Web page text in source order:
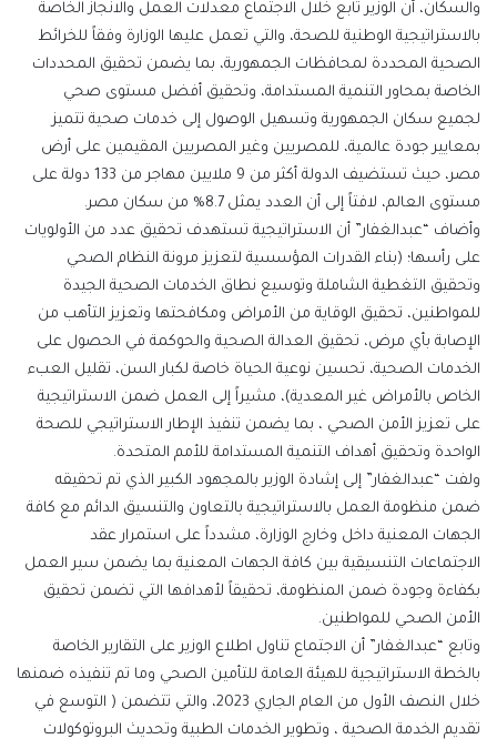
والسكان، أن الوزير تابع خلال الاجتماع معدلات العمل والانجاز الخاصة
بالاستراتيجية الوطنية للصحة، والتي تعمل عليها الوزارة وفقاً للخرائط
الصحية المحددة لمحافظات الجمهورية، بما يضمن تحقيق المحددات
الخاصة بمحاور التنمية المستدامة، وﺗﺤﻘﻴﻖ أﻓﻀﻞ ﻣﺴﺘﻮى ﺻﺤﻲ
ﻟﺠﻤﻴﻊ ﺳﻜﺎن اﻟﺠﻤﻬﻮرﻳﺔ وتسهيل الوصول إلى خدمات صحية تتميز
بمعايير جودة عالمية، للمصريين وغير المصريين المقيمين على أرض
مصر، حيث تستضيف الدولة أكثر من 9 ملايين مهاجر من 133 دولة على
مستوى العالم، لافتاً إلى أن العدد يمثل 8.7% من سكان مصر.
وأضاف “عبدالغفار” أن الاستراتيجية تستهدف تحقيق عدد من الأولويات
على رأسها؛ (بناء القدرات المؤسسية لتعزيز مرونة النظام الصحي
وتحقيق التغطية الشاملة وتوسيع نطاق الخدمات الصحية الجيدة
للمواطنين، تحقيق الوقاية من الأمراض ومكافحتها وتعزيز التأهب من
الإصابة بأي مرض، تحقيق العدالة الصحية والحوكمة في الحصول على
الخدمات الصحية، تحسين نوعية الحياة خاصة لكبار السن، تقليل العبء
الخاص بالأمراض غير المعدية)، مشيراً إلى العمل ضمن الاستراتيجية
على تعزيز الأمن الصحي ، بما يضمن تنفيذ الإطار الاستراتيجي للصحة
الواحدة وتحقيق أهداف التنمية المستدامة للأمم المتحدة.
ولفت “عبدالغفار” إلى إشادة الوزير بالمجهود الكبير الذي تم تحقيقه
ضمن منظومة العمل بالاستراتيجية بالتعاون والتنسيق الدائم مع كافة
الجهات المعنية داخل وخارج الوزارة، مشدداً على استمرار عقد
الاجتماعات التنسيقية بين كافة الجهات المعنية بما يضمن سير العمل
بكفاءة وجودة ضمن المنظومة، تحقيقاً لأهدافها التي تضمن تحقيق
الأمن الصحي للمواطنين.
وتابع “عبدالغفار” أن الاجتماع تناول اطلاع الوزير على التقارير الخاصة
بالخطة الاستراتيجية للهيئة العامة للتأمين الصحي وما تم تنفيذه ضمنها
خلال النصف الأول من العام الجاري 2023، والتي تتضمن ( التوسع في
تقديم الخدمة الصحية ، وتطوير الخدمات الطبية وتحديث البروتوكولات